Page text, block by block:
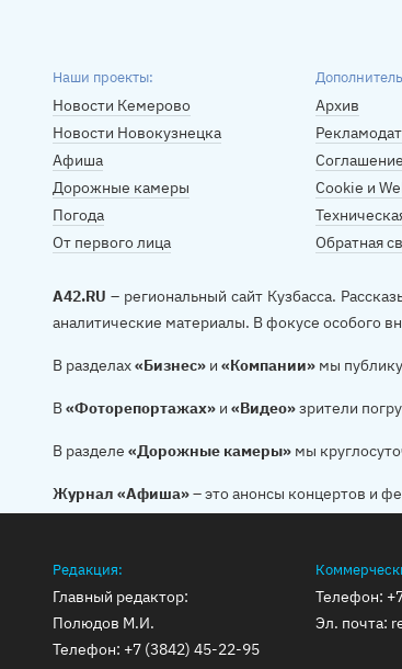
Наши проекты:
Новости Кемерово
Новости Новокузнецка
Афиша
Дорожные камеры
Погода
От первого лица
Архив
Соглашение
Cookie и
Обратная
A42.RU – региональный сайт Кузбасса.
аналитические материалы. В фокусе особого
В разделах«Бизнес» и «Компании» мы
В«Фоторепортажах» и «Видео»зрители
В разделе «Дорожные камеры» мы
Журнал «Афиша»– это анонсы концертов и
Редакция:
Главный редактор:
Полюдов М.И.
Телефон: +7 (3842) 45-22-95
Телефон:
Эл. почта: